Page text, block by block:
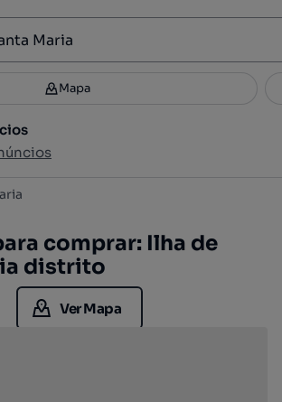
Filtros 2
Mapa
comprar: Ilha de
distrito
Ver Mapa